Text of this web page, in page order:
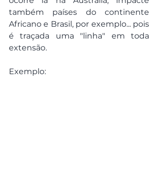
também países do continente
Africano e Brasil, por exemplo... pois
é traçada uma "linha" em toda
extensão.
Exemplo: